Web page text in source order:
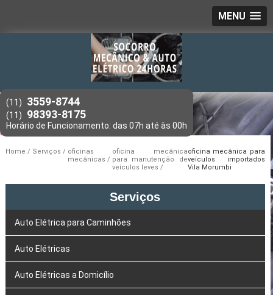
MENU
(11) 3559-8744
(11) 98393-8175
Home Serviços
oficinas
mecânicas
oficina mecânica
para manutenção de
veículos leves
oficina mecânica para
veículos importados
Vila Morumbi
Serviços
Auto Elétrica para Caminhões
Auto Elétricas
Auto Elétricas a Domicílio